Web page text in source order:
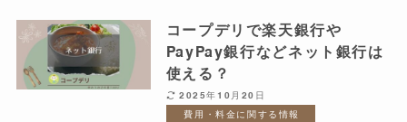
コープデリで楽天銀行や
PayPay銀行などネット銀行は
使える？
2025年10月20日
費用・料金に関する情報